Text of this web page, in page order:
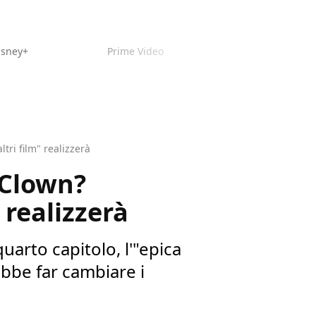
Prime Video
film" realizzerà
capitolo, l'"epica
far cambiare i